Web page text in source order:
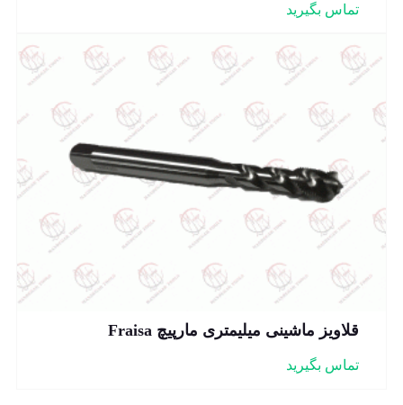
تماس بگیرید
قلاویز ماشینی میلیمتری مارپیچ Fraisa
تماس بگیرید